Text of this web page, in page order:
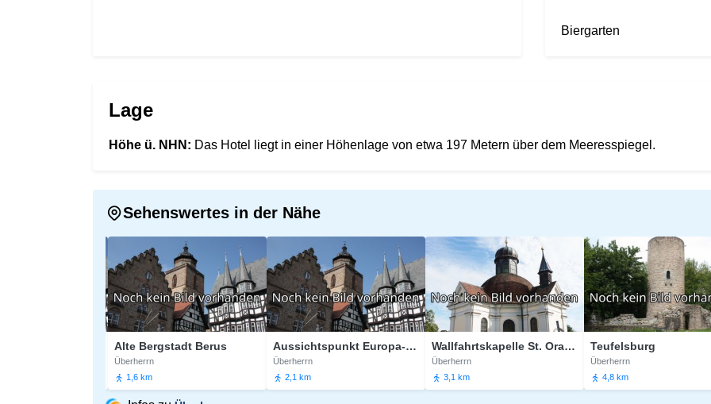
Biergarten
Lage
Höhe ü. NHN: Das Hotel liegt in einer Höhenlage von etwa 197 Metern über dem Meeresspiegel.
Sehenswertes in der Nähe
Alte Bergstadt Berus
Überherrn
1,6 km
Aussichtspunkt Europa-Denkmal
Überherrn
2,1 km
Wallfahrtskapelle St. Oranna
Überherrn
3,1 km
Teufelsburg
Überherrn
4,8 km